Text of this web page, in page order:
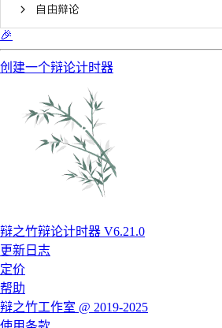
自由辩论
🎉
创建一个辩论计时器
辩之竹辩论计时器 V6.21.0
更新日志
定价
帮助
辩之竹工作室 @ 2019-2025